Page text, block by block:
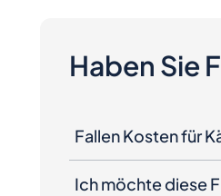
Haben Sie
Fallen Kosten für
Ich möchte diese